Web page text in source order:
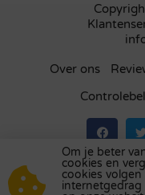
Over ons
Bezoek ons
Koninkrijk,
Om je beter
cookies en
cookies
internetgedrag